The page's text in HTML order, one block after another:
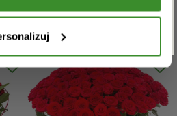
ZOBACZ WIĘCEJ
SIĘ